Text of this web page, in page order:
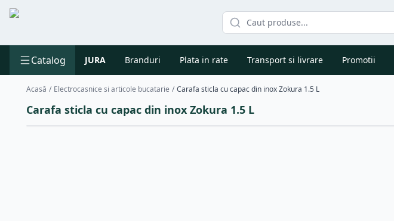
Catalog JURA Branduri Plata in rate Transport si livrare Promotii
Acasă / Electrocasnice si articole bucatarie / Carafa sticla cu capac din inox Zokura 1.5 L
Carafa sticla cu capac din inox Zokura 1.5 L